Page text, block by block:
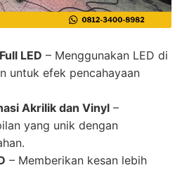
LED – Menggunakan LED di
untuk efek pencahayaan
Akrilik dan Vinyl –
yang unik dengan
– Memberikan kesan lebih